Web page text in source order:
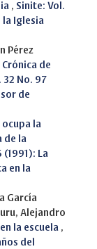
, Sinite: Vol.
la Iglesia
Pérez
Crónica de
32 No. 97
de
ocupa la
de la
(1991): La
en la
García
Alejandro
la escuela ,
del